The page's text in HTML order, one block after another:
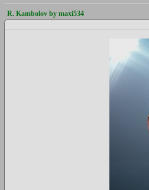
R. Kambolov by maxi534